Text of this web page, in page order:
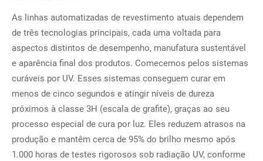
As linhas automatizadas de revestimento atuais dependem
de três tecnologias principais, cada uma voltada para
aspectos distintos de desempenho, manufatura sustentável
e aparência final dos produtos. Comecemos pelos sistemas
curáveis por UV. Esses sistemas conseguem curar em
menos de cinco segundos e atingir níveis de dureza
próximos à classe 3H (escala de grafite), graças ao seu
processo especial de cura por luz. Eles reduzem atrasos na
produção e mantêm cerca de 95% do brilho mesmo após
1.000 horas de testes rigorosos sob radiação UV, conforme